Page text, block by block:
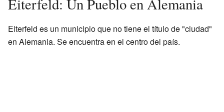
Eiterfeld: Un Pueblo en Alemania
Eiterfeld es un municipio que no tiene el título de "ciudad"
en Alemania. Se encuentra en el centro del país.